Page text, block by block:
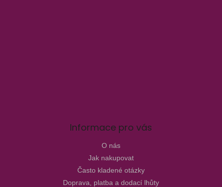
Informace pro vás
O nás
Jak nakupovat
Často kladené otázky
Doprava, platba a dodací lhůty